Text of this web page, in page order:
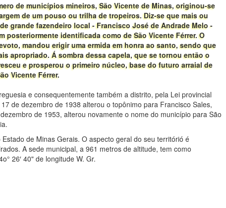
de municípios mineiros, São Vicente de Minas, originou-se
de um pouso ou trilha de tropeiros. Diz-se que mais ou
grande fazendeiro local - Francisco José de Andrade Melo -
posteriormente identificada como de São Vicente Férrer. O
mandou erigir uma ermida em honra ao santo, sendo que
apropriado. Á sombra dessa capela, que se tornou então o
e prosperou o primeiro núcleo, base do futuro arraial de
Vicente Férrer.
e consequentemente também a distrito, pela Lei provincial
de dezembro de 1938 alterou o topônimo para Francisco Sales,
de 1953, alterou novamente o nome do município para São
de Minas Gerais. O aspecto geral do seu territórió é
A sede municipal, a 961 metros de altitude, tem como
26′ 40" de longitude W. Gr.